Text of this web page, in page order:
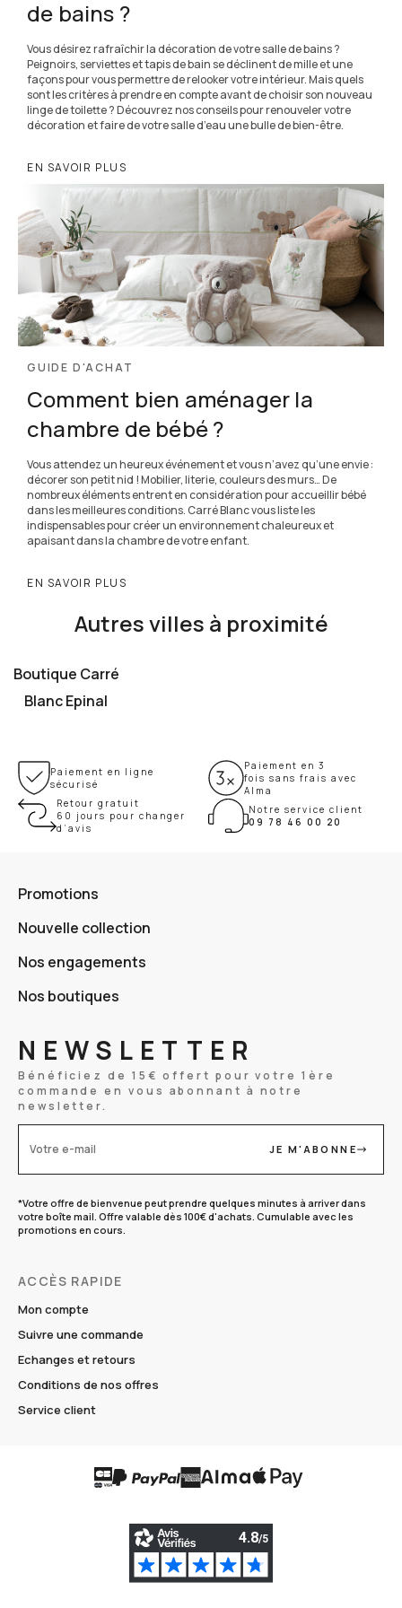
de bains ?
Vous désirez rafraîchir la décoration de votre salle de bains ?
Peignoirs, serviettes et tapis de bain se déclinent de mille et une
façons pour vous permettre de relooker votre intérieur. Mais quels
sont les critères à prendre en compte avant de choisir son nouveau
linge de toilette ? Découvrez nos conseils pour renouveler votre
décoration et faire de votre salle d’eau une bulle de bien-être.
EN SAVOIR PLUS
GUIDE D'ACHAT
Comment bien aménager la
chambre de bébé ?
Vous attendez un heureux événement et vous n’avez qu’une envie :
décorer son petit nid ! Mobilier, literie, couleurs des murs… De
nombreux éléments entrent en considération pour accueillir bébé
dans les meilleures conditions. Carré Blanc vous liste les
indispensables pour créer un environnement chaleureux et
apaisant dans la chambre de votre enfant.
EN SAVOIR PLUS
Autres villes à proximité
Boutique Carré
Blanc Epinal
Paiement en ligne
sécurisé
Paiement en 3
fois sans frais avec
Alma
Retour gratuit
60 jours pour changer
d’avis
Notre service client
09 78 46 00 20
Promotions
Nouvelle collection
Nos engagements
Nos boutiques
ACCÈS RAPIDE
Mon compte
Suivre une commande
Echanges et retours
Conditions de nos offres
Service client
NEWSLETTER
Bénéficiez de 15€ offert pour votre 1ère
commande en vous abonnant à notre
newsletter.
Votre e-mail JE M'ABONNE
*Votre offre de bienvenue peut prendre quelques minutes à arriver dans
votre boîte mail. Offre valable dès 100€ d'achats. Cumulable avec les
promotions en cours.